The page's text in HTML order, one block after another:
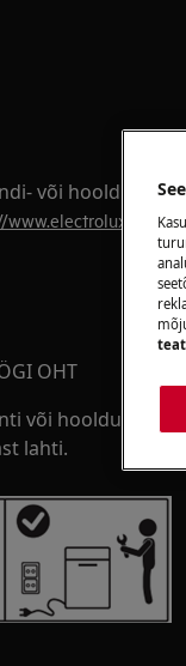
või
www.electrolux.com/
OHT
või hooldustööd
lahti.